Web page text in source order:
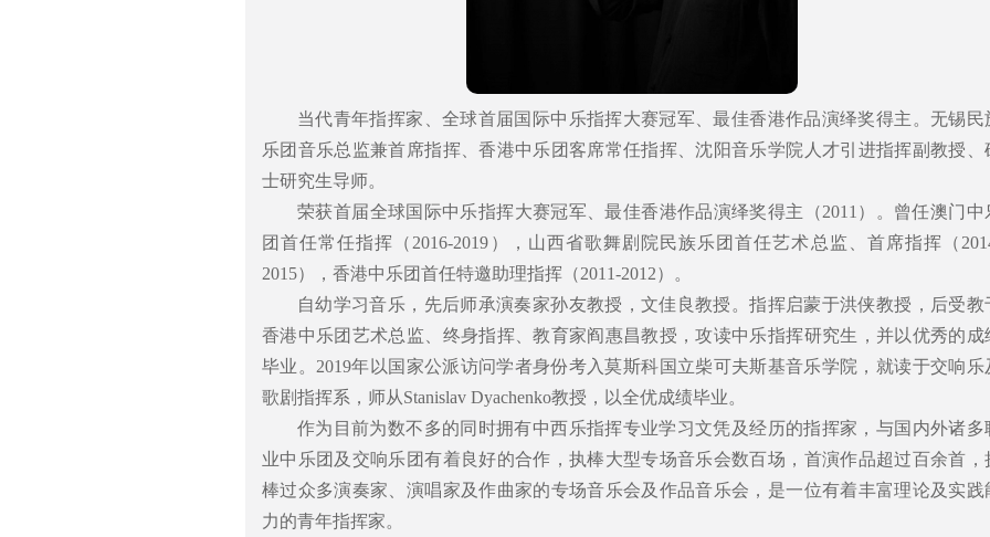
当代青年指挥家、全球首届国际中乐指挥大赛冠军、最佳香港作品演绎奖得主。无锡民
乐团音乐总监兼首席指挥、香港中乐团客席常任指挥、沈阳音乐学院人才引进指挥副教授、
士研究生导师。
荣获首届全球国际中乐指挥大赛冠军、最佳香港作品演绎奖得主（2011）。曾任澳门中
团首任常任指挥（2016-2019），山西省歌舞剧院民族乐团首任艺术总监、首席指挥（
2015），香港中乐团首任特邀助理指挥（2011-2012）。
自幼学习音乐，先后师承演奏家孙友教授，文佳良教授。指挥启蒙于洪侠教授，后受教
香港中乐团艺术总监、终身指挥、教育家阎惠昌教授，攻读中乐指挥研究生，并以优秀的成
毕业。2019年以国家公派访问学者身份考入莫斯科国立柴可夫斯基音乐学院，就读于交响乐
歌剧指挥系，师从Stanislav Dyachenko教授，以全优成绩毕业。
作为目前为数不多的同时拥有中西乐指挥专业学习文凭及经历的指挥家，与国内外诸多
业中乐团及交响乐团有着良好的合作，执棒大型专场音乐会数百场，首演作品超过百余首，
棒过众多演奏家、演唱家及作曲家的专场音乐会及作品音乐会，是一位有着丰富理论及实践
力的青年指挥家。